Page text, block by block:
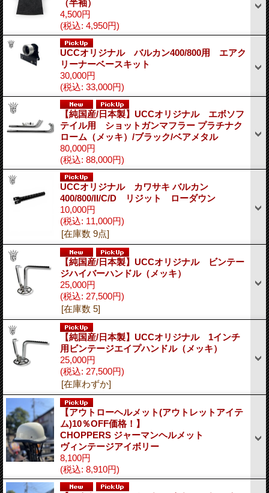
（半袖）
4,500円
(税込: 4,950円)
UCCオリジナル バルカン400/800用 エアク
リーナーベースキット
30,000円
(税込: 33,000円)
【純国産/日本製】UCCオリジナル エボソフ
テイル用 ショットガンマフラー プラチナク
ローム（メッキ）/ブラック/ベアメタル
80,000円
(税込: 88,000円)
UCCオリジナル カワサキ バルカン
400/800/II/C/D リジット ローダウン
10,000円
(税込: 11,000円)
[在庫数 9点]
【純国産/日本製】UCCオリジナル ビンテー
ジハイバーハンドル（メッキ）
25,000円
(税込: 27,500円)
[在庫数 5]
【純国産/日本製】UCCオリジナル 1インチ
用ビンテージエイプハンドル（メッキ）
25,000円
(税込: 27,500円)
[在庫わずか]
【アウトローヘルメット(アウトレットアイテ
ム)10％OFF価格！】
CHOPPERS ジャーマンヘルメット
ヴィンテージアイボリー
8,100円
(税込: 8,910円)